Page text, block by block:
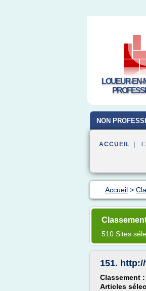
LOUEUR-
NON
ACCUEIL |
Accueil >
510 Sites
151.
Classement :
Articles